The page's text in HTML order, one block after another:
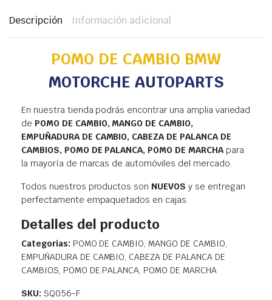
Descripción Información adicional
POMO DE CAMBIO BMW
MOTORCHE AUTOPARTS
En nuestra tienda podrás encontrar una amplia variedad
de POMO DE CAMBIO, MANGO DE CAMBIO,
EMPUÑADURA DE CAMBIO, CABEZA DE PALANCA DE
CAMBIOS, POMO DE PALANCA, POMO DE MARCHApara
la mayoría de marcas de automóviles del mercado.
Todos nuestros productos son NUEVOS y se entregan
perfectamente empaquetados en cajas.
Detalles del producto
Categorias: POMO DE CAMBIO, MANGO DE CAMBIO,
EMPUÑADURA DE CAMBIO, CABEZA DE PALANCA DE
CAMBIOS, POMO DE PALANCA, POMO DE MARCHA
SKU: SQ056-F